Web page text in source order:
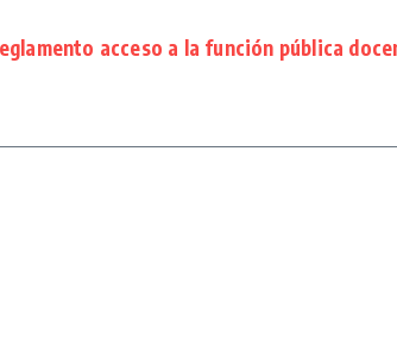
acceso a la función pública